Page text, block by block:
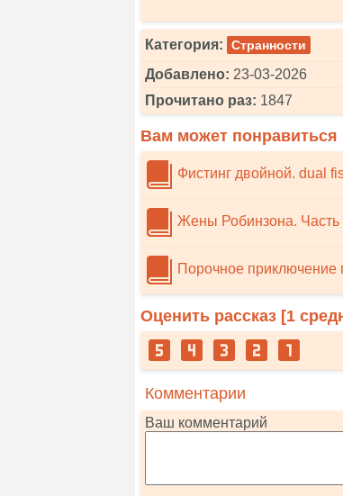
Категория: Странности
Добавлено: 23-03-2026
Прочитано раз: 1847
Вам может понравиться
Фистинг двойной. dual
Жены Робинзона. Часть
Порочное приключение
Оценить рассказ [1
Комментарии
Ваш комментарий